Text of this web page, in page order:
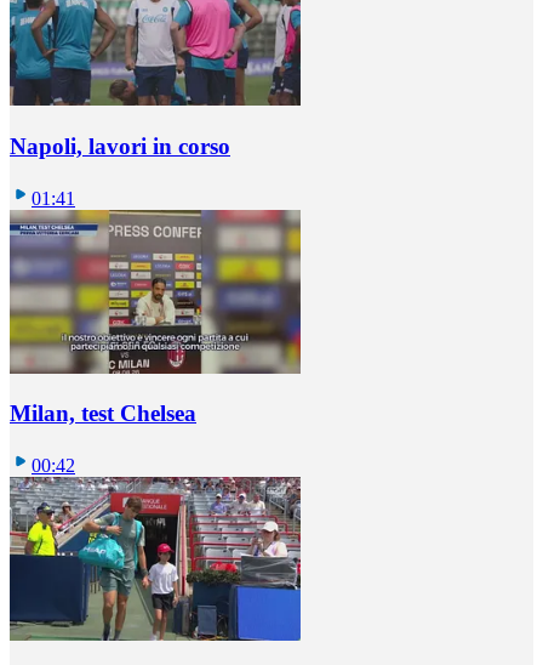
Napoli, lavori in corso
01:41
Milan, test Chelsea
00:42